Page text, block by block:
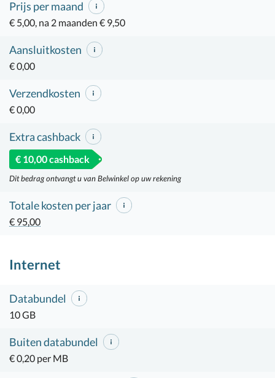
Prijs per maand
€ 5,00, na 2 maanden € 9,50
Aansluitkosten
€ 0,00
Verzendkosten
€ 0,00
Extra cashback
€ 10,00 cashback
Dit bedrag ontvangt u van Belwinkel op uw rekening
Totale kosten per jaar
€ 95,00
Internet
Databundel
10 GB
Buiten databundel
€ 0,20 per MB